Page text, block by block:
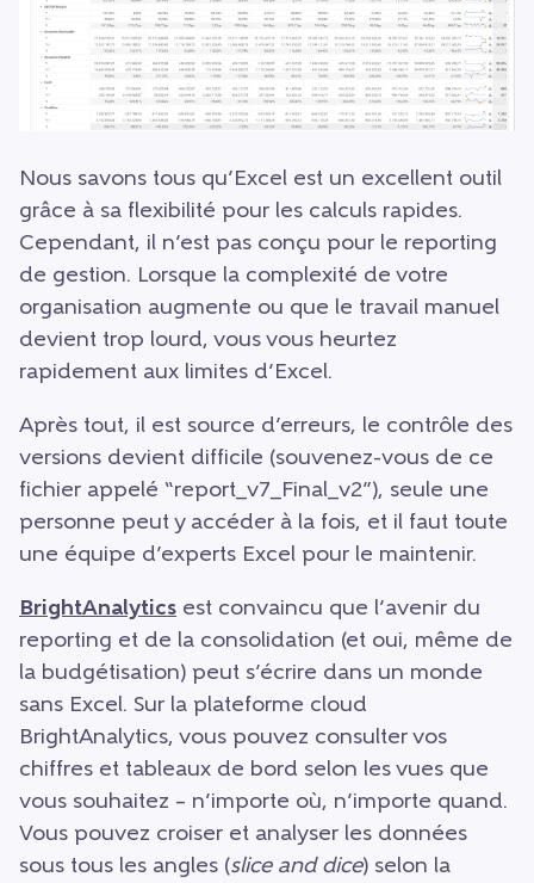
Nous savons tous qu’Excel est un excellent outil
grâce à sa flexibilité pour les calculs rapides.
Cependant, il n’est pas conçu pour le reporting
de gestion. Lorsque la complexité de votre
organisation augmente ou que le travail manuel
devient trop lourd, vous vous heurtez
rapidement aux limites d’Excel.
Après tout, il est source d’erreurs, le contrôle des
versions devient difficile (souvenez-vous de ce
fichier appelé “report_v7_Final_v2”), seule une
personne peut y accéder à la fois, et il faut toute
une équipe d’experts Excel pour le maintenir.
BrightAnalytics est convaincu que l’avenir du
reporting et de la consolidation (et oui, même de
la budgétisation) peut s’écrire dans un monde
sans Excel. Sur la plateforme cloud
BrightAnalytics, vous pouvez consulter vos
chiffres et tableaux de bord selon les vues que
vous souhaitez – n’importe où, n’importe quand.
Vous pouvez croiser et analyser les données
sous tous les angles (slice and dice) selon la